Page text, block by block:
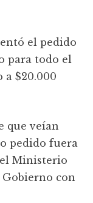
el pedido
para todo el
a $20.000
que veían
pedido fuera
Ministerio
Gobierno con